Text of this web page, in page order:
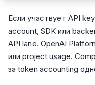
Если участвует API
account, SDK или
API lane. OpenAI
или project usage.
за token accounting